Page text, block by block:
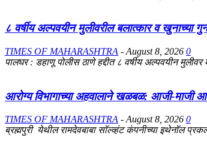
८ वर्षीय अल्पवयीन मुलीवरील बलात्कार व खुनाच्या
TIMES OF MAHARASHTRA - August 8, 2026 0
पालघर : डहाणू पोलीस ठाणे हद्दीत ८ वर्षीय अल्पवयीन
आरोग्य विभागाच्या अहवालाने खळबळ: आजी-माजी
TIMES OF MAHARASHTRA - August 8, 2026 0
ब्रह्मपुरी येथील रामदेवबाबा सॉल्व्हंट कंपनीच्या इथेनॉल